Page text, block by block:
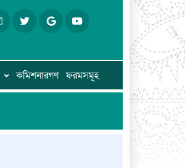
কমিশনারগণ ফরমসমূহ